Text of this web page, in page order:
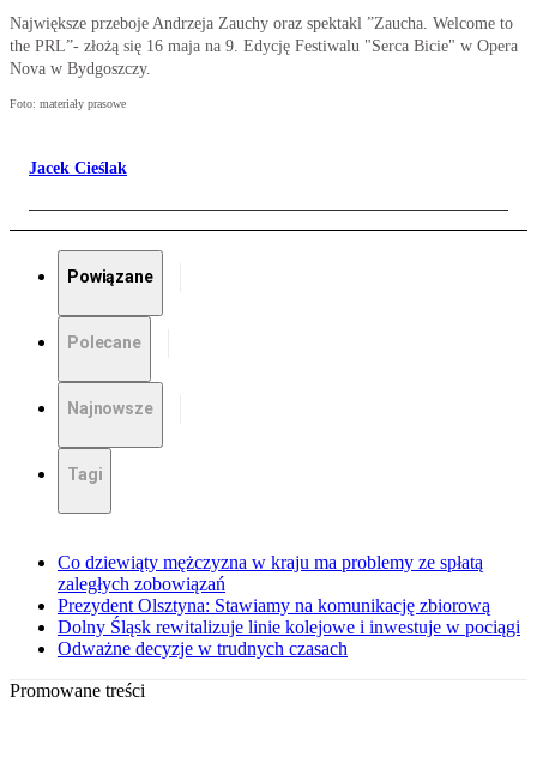
Największe przeboje Andrzeja Zauchy oraz spektakl ”Zaucha. Welcome to
the PRL”- złożą się 16 maja na 9. Edycję Festiwalu "Serca Bicie" w Opera
Nova w Bydgoszczy.
Foto: materiały prasowe
Jacek Cieślak
Powiązane
Polecane
Najnowsze
Tagi
Co dziewiąty mężczyzna w kraju ma problemy ze spłatą
zaległych zobowiązań
Prezydent Olsztyna: Stawiamy na komunikację zbiorową
Dolny Śląsk rewitalizuje linie kolejowe i inwestuje w pociągi
Odważne decyzje w trudnych czasach
Promowane treści